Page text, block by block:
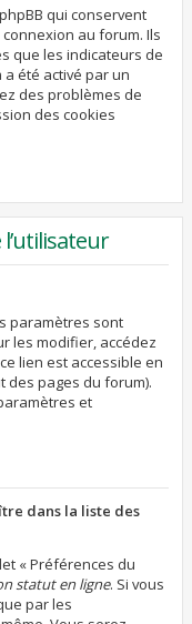
qui conservent
au forum. Ils
que les indicateurs de
été activé par un
des problèmes de
des cookies
paramètres sont
les modifier, accédez
lien est accessible en
des pages du forum).
et
dans la liste des
« Préférences du
statut en ligne. Si vous
par les